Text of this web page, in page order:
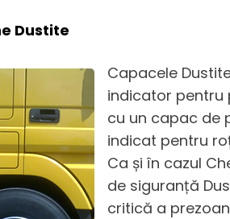
Dustite
Capacele
indicator pentru
cu un capac de
indicat pentru
Ca și în cazul
de siguranță
critică a